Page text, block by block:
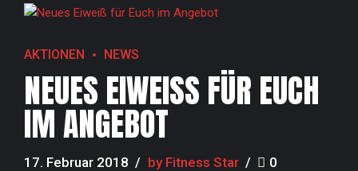
AKTIONEN NEWS
NEUES EIWEISS FÜR EUCH I
M ANGEBOT
17. Februar 2018 by Fitness Star 0